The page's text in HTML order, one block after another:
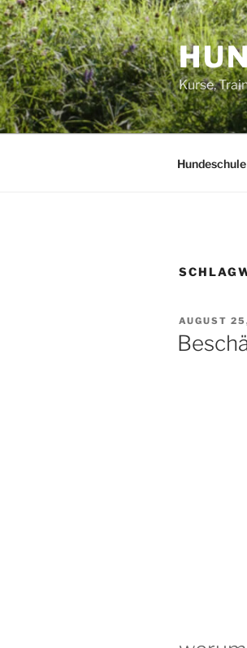
Zum
Inhalt
springen
Kurse,
AM
AUGUST